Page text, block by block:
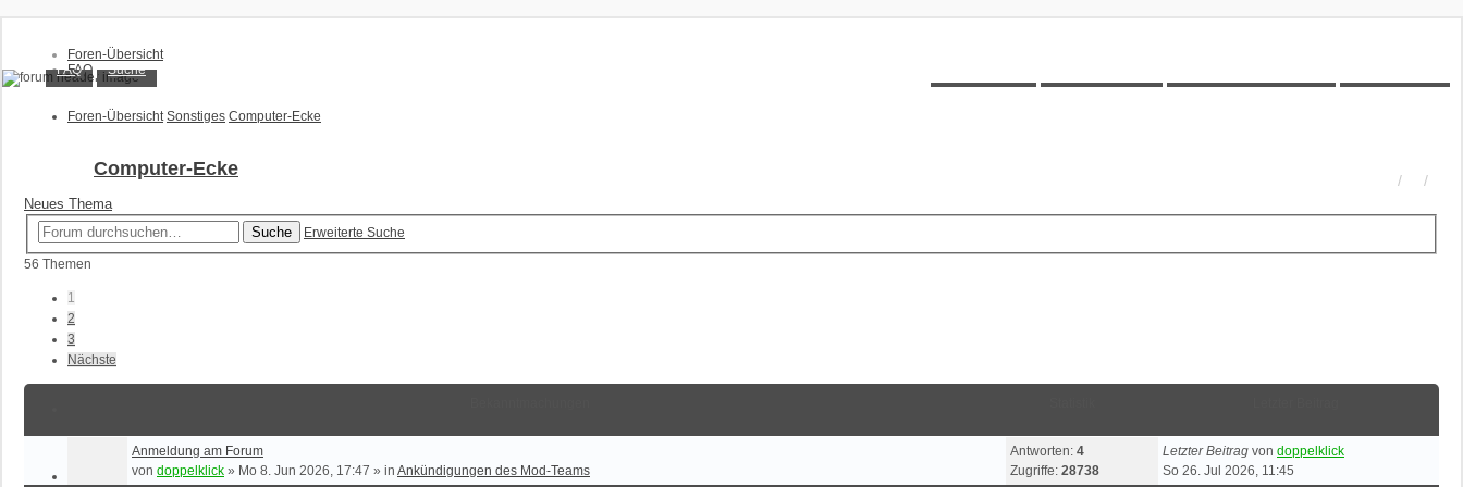
Foren-Übersicht
FAQ
Suche
Aktive Themen
Anmelden
Registrieren
XT1200Z-Forum
FAQ Suche
Foren-Übersicht Sonstiges Computer-Ecke
Computer-Ecke
Neues Thema
Suche
Erweiterte Suche
56 Themen
1
2
3
Nächste
Anmeldung am Forum
von doppelklick » Mo 8. Jun 2026, 17:47 » in Ankündigungen des Mod-Teams
Antworten: 4
Zugriffe: 28738
Letzter Beitrag von doppelklick
So 26. Jul 2026, 11:45